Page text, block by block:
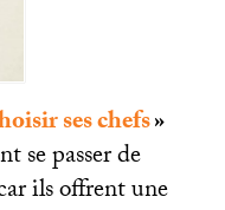
ses chefs»
se passer de
ils offrent une